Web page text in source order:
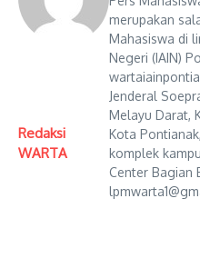
Redaksi
WARTA
merupakan
Mahasiswa di
Negeri (IAIN)
Jenderal
Melayu Darat,
Kota
komplek
Center Bagian